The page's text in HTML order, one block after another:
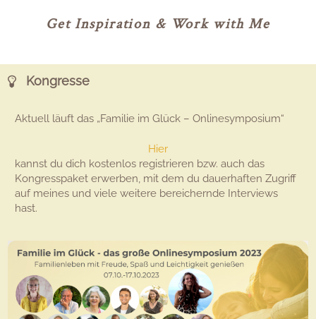
Get Inspiration & Work with Me
Kongresse
Aktuell läuft das „Familie im Glück – Onlinesymposium“
Hier
kannst du dich kostenlos registrieren bzw. auch das
Kongresspaket erwerben, mit dem du dauerhaften Zugriff
auf meines und viele weitere bereichernde Interviews
hast.